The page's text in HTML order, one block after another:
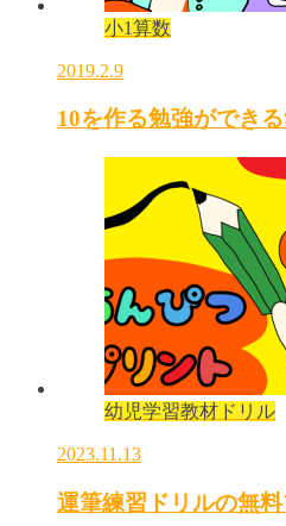
小1算数
2019.2.9
10を作る勉強ができ
幼児学習教材ドリル
2023.11.13
運筆練習ドリルの無料